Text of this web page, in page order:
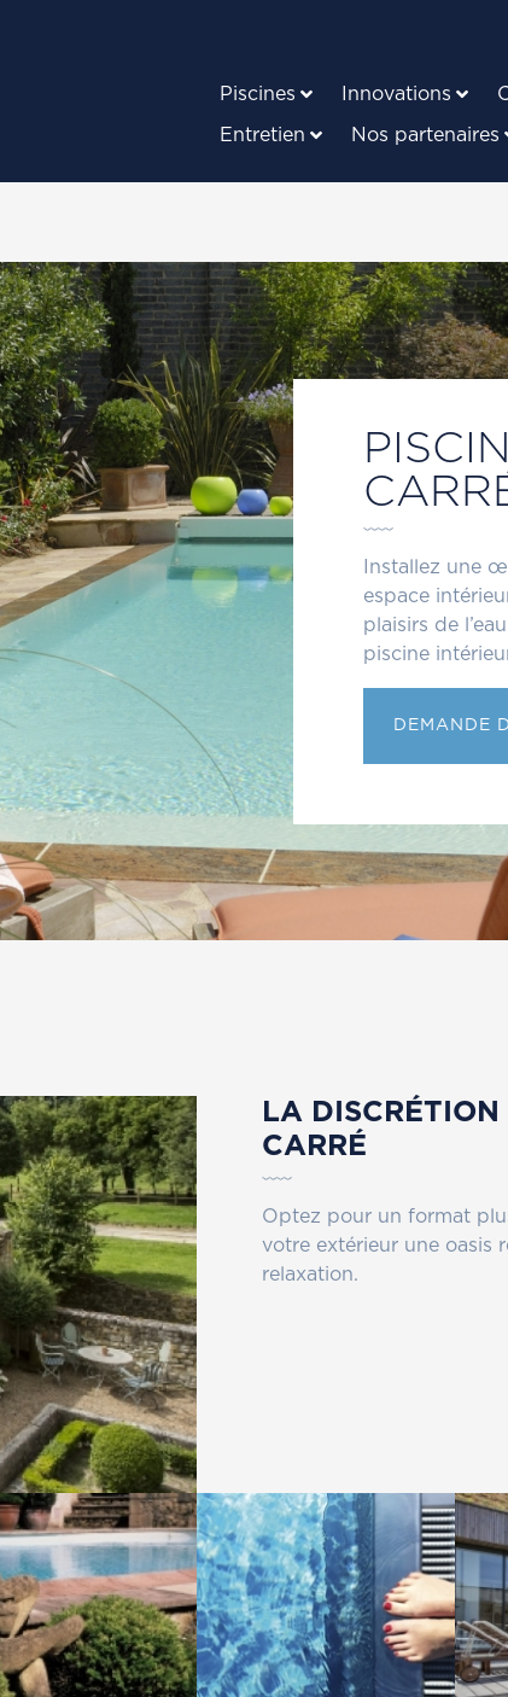
Piscines Innovations
Entretien Nos partenaires
Installez une
espace
plaisirs de
piscine
DEMANDE
LA
CARRÉ
Optez pour un format
votre extérieur une oasis
relaxation.